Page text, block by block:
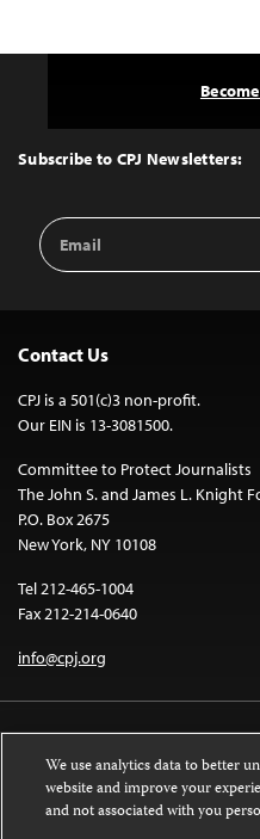
Top
Subscribe to CPJ Newsletters:
Email
Address
Contact Us
CPJ is a 501(c)3 non-profit.
Our EIN is 13-3081500.
Committee to Protect Journalists
The John S. and James L. Knight
P.O. Box 2675
New York, NY 10108
Tel 212-465-1004
Fax 212-214-0640
info@cpj.org
Except where noted, text on this
We use analytics data to better
website and improve your
and not associated with you